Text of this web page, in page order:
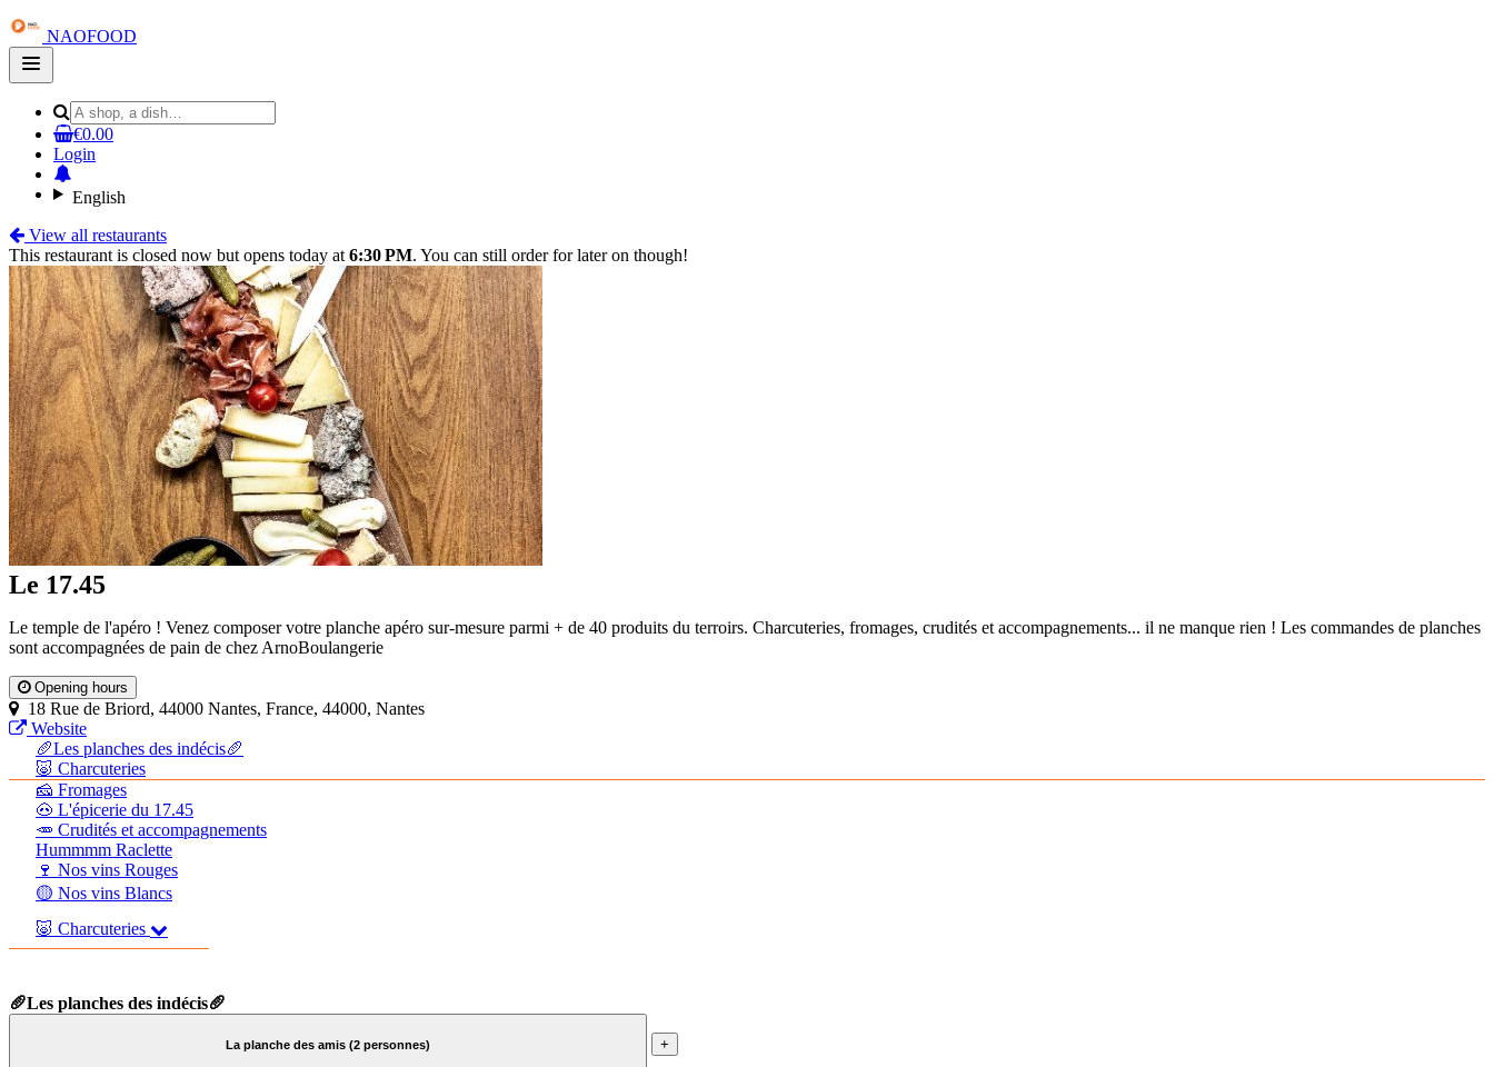
NAOFOOD
Open
main
€0.00
Login
English
View all restaurants
This restaurant is closed now but opens today at6:30 PM. You can still order for later on though!
Le 17.45
Le temple de l'apéro ! Venez composer votre planche apéro sur-mesure parmi + de 40 produits du terroirs. Charcuteries, fromages, crudités et accompagnements... il ne manque rien ! Les commandes de planches
sont accompagnées de pain de chez ArnoBoulangerie
Opening hours
18 Rue de Briord, 44000 Nantes, France, 44000, Nantes
Website
🥖Les planches des indécis🥖
🐷 Charcuteries
🧀 Fromages
🐽 L'épicerie du 17.45
🥕 Crudités et accompagnements
Hummmm Raclette
🍷 Nos vins Rouges
🟡 Nos vins Blancs
🐷 Charcuteries
🥖Les planches des indécis🥖
La planche des amis (2 personnes) +